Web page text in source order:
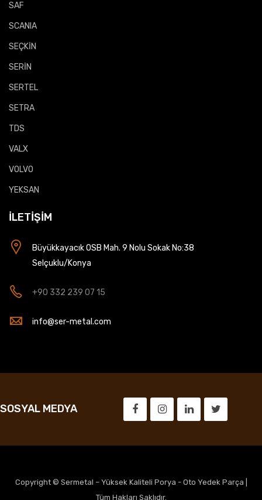
SAF
SCANIA
SEÇKİN
SERİN
SERTEL
SETRA
TDS
VALX
VOLVO
YEKSAN
İLETIŞIM
Büyükkayacık OSB Mah. 9 Nolu Sokak No:38
Selçuklu/Konya
+90 332 239 07 15
info@ser-metal.com
SOSYAL MEDYA
Copyright © Sermetal – Yüksek Kaliteli Porya - Oto Yedek Parça |
Tüm Hakları Saklıdır.